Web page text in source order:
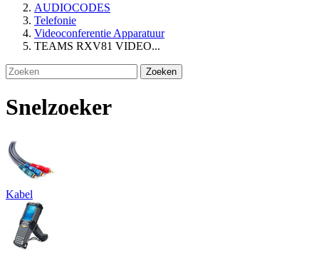
AUDIOCODES
Telefonie
Videoconferentie Apparatuur
TEAMS RXV81 VIDEO...
Zoeken
Snelzoeker
Kabel